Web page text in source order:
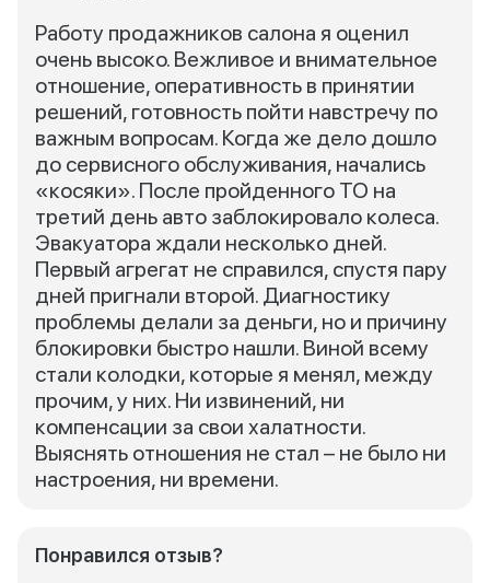
Работу продажников салона я оценил
очень высоко. Вежливое и внимательное
отношение, оперативность в принятии
решений, готовность пойти навстречу по
важным вопросам. Когда же дело дошло
до сервисного обслуживания, начались
«косяки». После пройденного ТО на
третий день авто заблокировало колеса.
Эвакуатора ждали несколько дней.
Первый агрегат не справился, спустя пару
дней пригнали второй. Диагностику
проблемы делали за деньги, но и причину
блокировки быстро нашли. Виной всему
стали колодки, которые я менял, между
прочим, у них. Ни извинений, ни
компенсации за свои халатности.
Выяснять отношения не стал – не было ни
настроения, ни времени.
Понравился отзыв?